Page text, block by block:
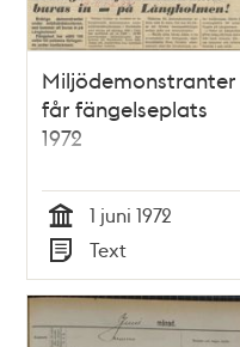
Miljödemonstranter
får fängelseplats
1972
Tid
1 juni 1972
Typ
Text